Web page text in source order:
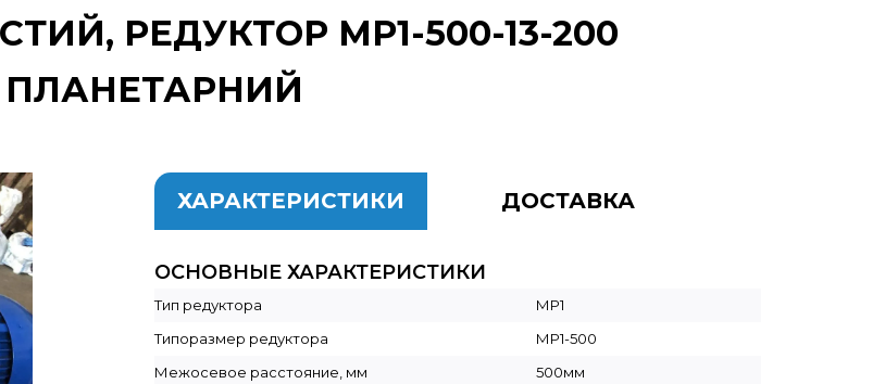
РЕДУКТОР МР1-500-13-200
ПЛАНЕТАРНИЙ
ХАРАКТЕРИСТИКИ ДОСТАВКА
ОСНОВНЫЕ ХАРАКТЕРИСТИКИ
Тип редуктора
МР1
Типоразмер редуктора
МР1-500
Межосевое расстояние, мм
500мм